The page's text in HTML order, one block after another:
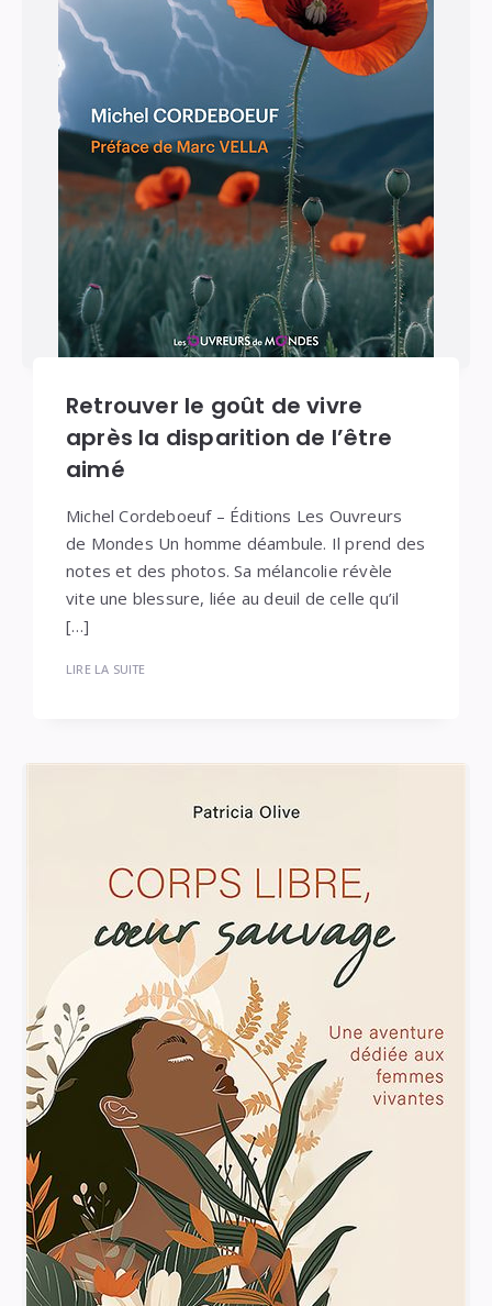
Retrouver le goût de vivre
après la disparition de l’être
aimé
Michel Cordeboeuf – Éditions Les Ouvreurs
de Mondes Un homme déambule. Il prend des
notes et des photos. Sa mélancolie révèle
vite une blessure, liée au deuil de celle qu’il
[…]
LIRE LA SUITE